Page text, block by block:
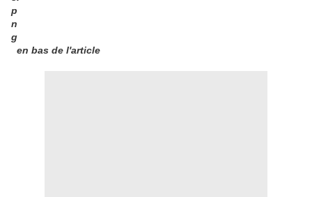
en bas de l'article